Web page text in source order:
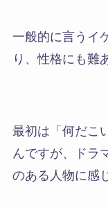
一般的に言うイ
り、性格にも難
最初は「何だこ
んですが、ドラ
のある人物に感